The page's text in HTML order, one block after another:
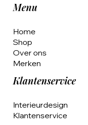
Menu
Home
Shop
Over ons
Merken
Klantenservice
Interieurdesign
Klantenservice